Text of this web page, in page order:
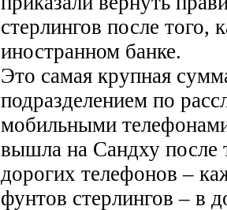
стерлингов после того,
иностранном банке.
Это самая крупная
подразделением по
мобильными
вышла на Сандху после
дорогих телефонов –
фунтов стерлингов – в